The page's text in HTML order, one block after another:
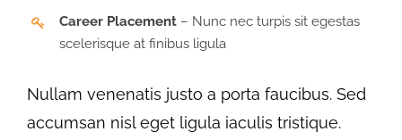
Career Placement – Nunc nec turpis sit egestas
scelerisque at finibus ligula
Nullam venenatis justo a porta faucibus. Sed
accumsan nisl eget ligula iaculis tristique.